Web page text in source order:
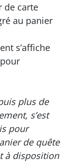
de carte
au panier
s’affiche
plus de
s’est
pour
de quête
à disposition